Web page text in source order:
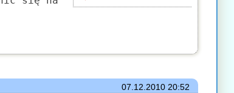
07.12.201020:52